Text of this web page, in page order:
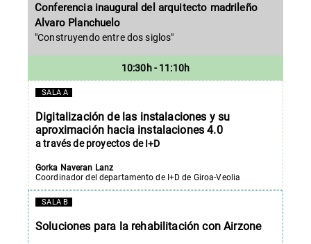
Conferencia inaugural del arquitecto madrileño
Alvaro Planchuelo
"Construyendo entre dos siglos"
10:30h - 11:10h
SALA A
Digitalización de las instalaciones y su
aproximación hacia instalaciones 4.0
atravésde proyectos de I+D
Gorka Naveran Lanz
Coordinador del departamento de I+D de Giroa-Veolia
SALA B
Soluciones para la rehabilitación con Airzone